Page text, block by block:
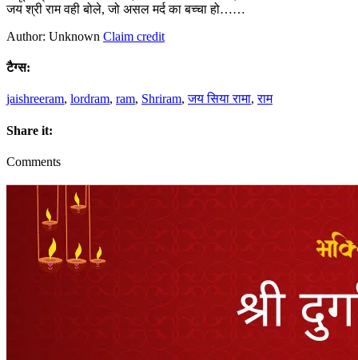
जय श्री राम वही बोले, जो असल मर्द का बच्चा हो……
Author: Unknown Claim credit
टैग्स:
jaishreeram, lordram, ram, Shriram,जय सिया रामा,राम
Share it:
Comments